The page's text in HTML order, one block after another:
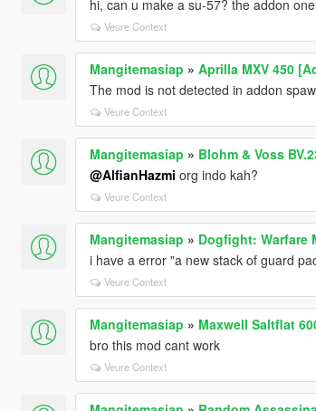
hi, can u make a su-57? the addon one
Veure Context
Mangitemasiap » Aprilla MXV 450
The mod is not detected in addon
Veure Context
Mangitemasiap » Blohm & Voss
@AlfianHazmi org indo kah?
Veure Context
Mangitemasiap » Dogfight: Warfare
i have a error "a new stack of guard
Veure Context
Mangitemasiap » Maxwell Saltflat
bro this mod cant work
Veure Context